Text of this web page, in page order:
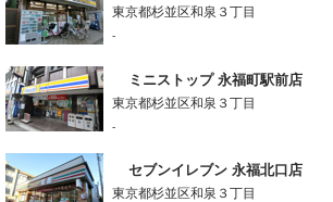
東京都杉並区和泉３丁目
-
ミニストップ 永福町駅前店
東京都杉並区和泉３丁目
-
セブンイレブン 永福北口店
東京都杉並区和泉３丁目